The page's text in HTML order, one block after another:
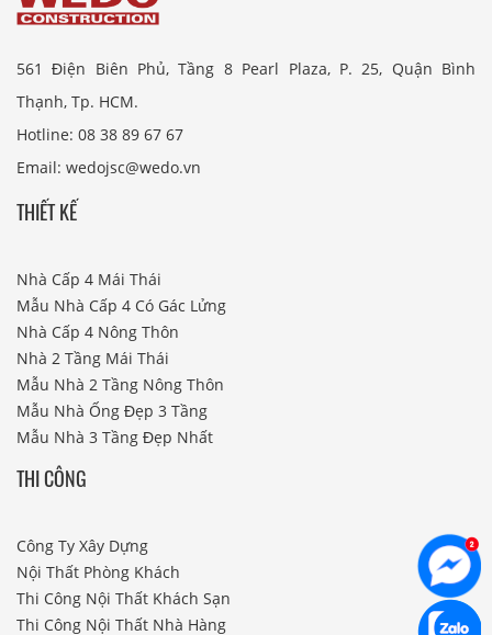
561 Điện Biên Phủ, Tầng 8 Pearl Plaza, P. 25, Quận Bình
Thạnh, Tp. HCM.
Hotline: 08 38 89 67 67
Email: wedojsc@wedo.vn
THIẾT KẾ
Nhà Cấp 4 Mái Thái
Mẫu Nhà Cấp 4 Có Gác Lửng
Nhà Cấp 4 Nông Thôn
Nhà 2 Tầng Mái Thái
Mẫu Nhà 2 Tầng Nông Thôn
Mẫu Nhà Ống Đẹp 3 Tầng
Mẫu Nhà 3 Tầng Đẹp Nhất
THI CÔNG
Công Ty Xây Dựng
Nội Thất Phòng Khách
Thi Công Nội Thất Khách Sạn
Thi Công Nội Thất Nhà Hàng